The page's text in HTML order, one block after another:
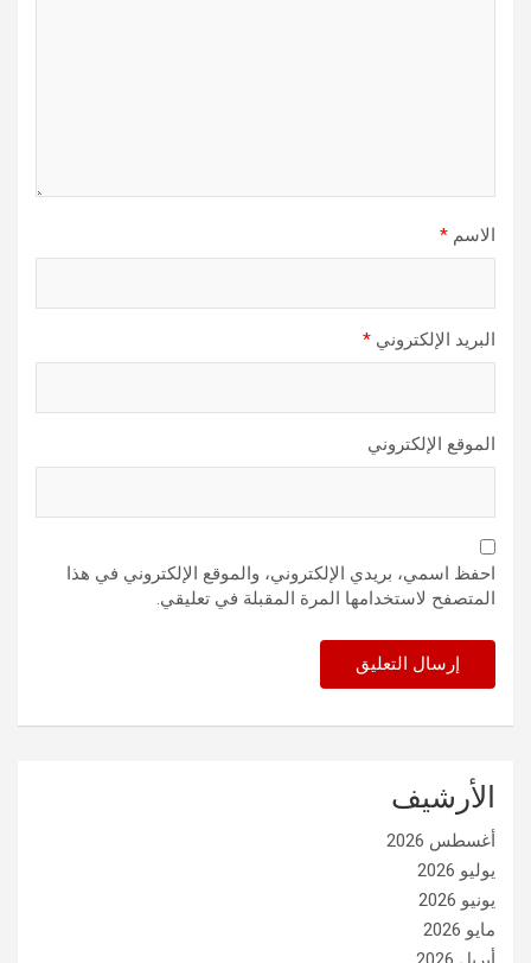
الاسم *
البريد الإلكتروني *
الموقع الإلكتروني
احفظ اسمي، بريدي الإلكتروني، والموقع الإلكتروني في هذا
المتصفح لاستخدامها المرة المقبلة في تعليقي.
الأرشيف
أغسطس 2026
يوليو 2026
يونيو 2026
مايو 2026